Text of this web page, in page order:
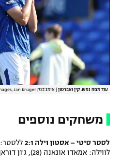
עוד מפח נפש. קין ואברטון אימג'בנק GettyImages, Jan Kruger
משחקים נוספים
לסטר סיטי – אסטון וילה 2:1
לווילה: אמאדו אונאנה (28), ג'ון דוראן (63)